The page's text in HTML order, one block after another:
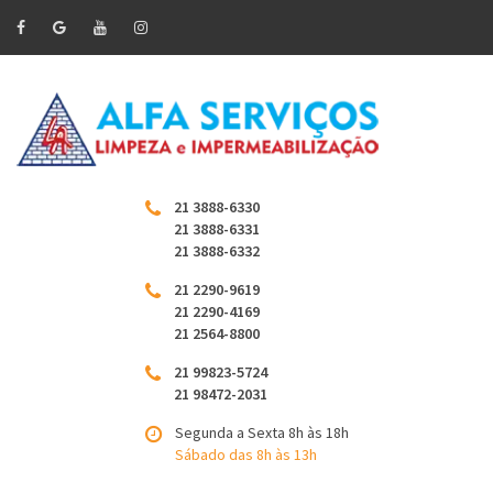
21 3888-6330
21 3888-6331
21 3888-6332
21 2290-9619
21 2290-4169
21 2564-8800
21 99823-5724
21 98472-2031
Segunda a Sexta 8h às 18h
Sábado das 8h às 13h